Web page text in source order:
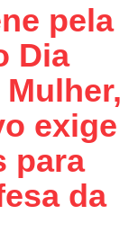
pela
Dia
exige
para
da